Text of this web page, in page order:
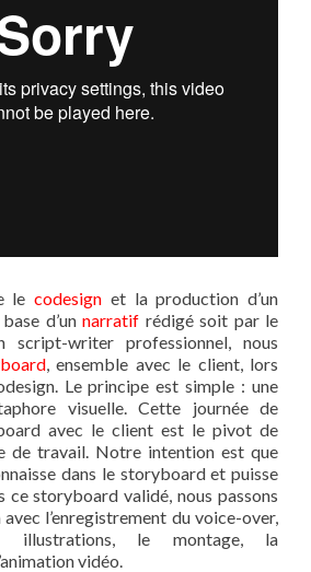
le codesign et la production d’un
d’un narratif rédigé soit par le
writer professionnel, nous
, ensemble avec le client, lors
Le principe est simple : une
visuelle. Cette journée de
avec le client est le pivot de
de travail. Notre intention est que
dans le storyboard et puisse
ce storyboard validé, nous passons
l’enregistrement du voice-over,
illustrations, le montage, la
vidéo.